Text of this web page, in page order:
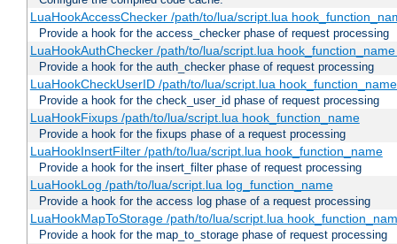
LuaHookAccessChecker /path/to/lua/script.lua
Provide a hook for the access_checker phase of request processing
LuaHookAuthChecker /path/to/lua/script.lua
Provide a hook for the auth_checker phase of request processing
LuaHookCheckUserID /path/to/lua/script.lua
Provide a hook for the check_user_id phase of request processing
LuaHookFixups /path/to/lua/script.lua hook_function_name
Provide a hook for the fixups phase of a request processing
LuaHookInsertFilter /path/to/lua/script.lua hook_function_name
Provide a hook for the insert_filter phase of request processing
LuaHookLog /path/to/lua/script.lua log_function_name
Provide a hook for the access log phase of a request processing
LuaHookMapToStorage /path/to/lua/script.lua
Provide a hook for the map_to_storage phase of request processing